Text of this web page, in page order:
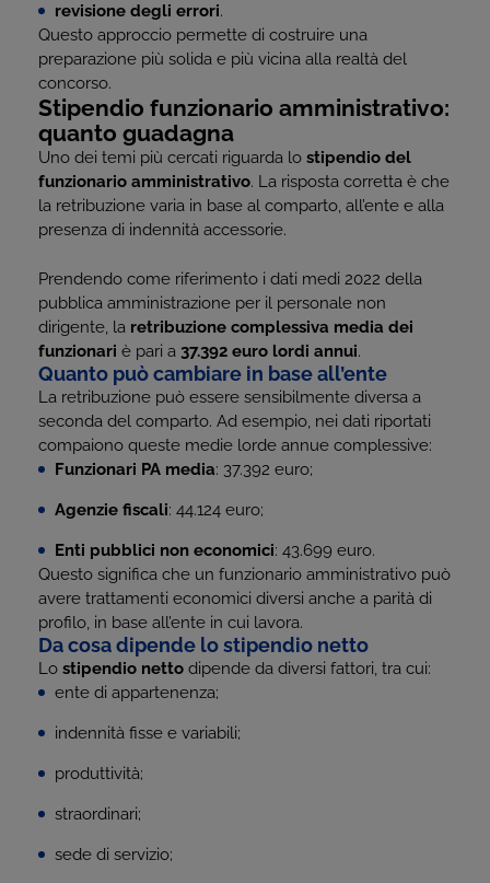
revisione degli errori.
Questo approccio permette di costruire una
preparazione più solida e più vicina alla realtà del
concorso.
Stipendio funzionario amministrativo:
quanto guadagna
Uno dei temi più cercati riguarda lo stipendio del
funzionario amministrativo. La risposta corretta è che
la retribuzione varia in base al comparto, all’ente e alla
presenza di indennità accessorie.
Prendendo come riferimento i dati medi 2022 della
pubblica amministrazione per il personale non
dirigente, la retribuzione complessiva media dei
funzionari è pari a 37.392 euro lordi annui.
Quanto può cambiare in base all’ente
La retribuzione può essere sensibilmente diversa a
seconda del comparto. Ad esempio, nei dati riportati
compaiono queste medie lorde annue complessive:
Funzionari PA media: 37.392 euro;
Agenzie fiscali: 44.124 euro;
Enti pubblici non economici: 43.699 euro.
Questo significa che un funzionario amministrativo può
avere trattamenti economici diversi anche a parità di
profilo, in base all’ente in cui lavora.
Da cosa dipende lo stipendio netto
Lo stipendio netto dipende da diversi fattori, tra cui:
ente di appartenenza;
indennità fisse e variabili;
produttività;
straordinari;
sede di servizio;